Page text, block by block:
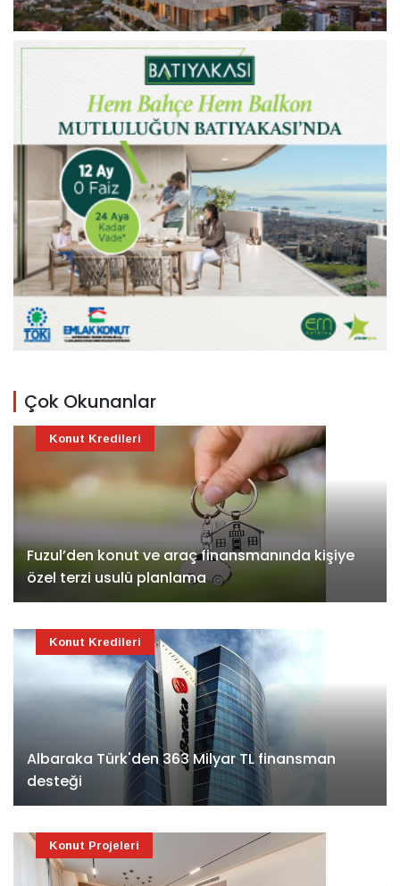
Çok Okunanlar
Fuzul’den konut ve araç finansmanında kişiye
özel terzi usulü planlama
Konut Kredileri
Albaraka Türk'den 363 Milyar TL finansman
desteği
Konut Kredileri
Konut Projeleri